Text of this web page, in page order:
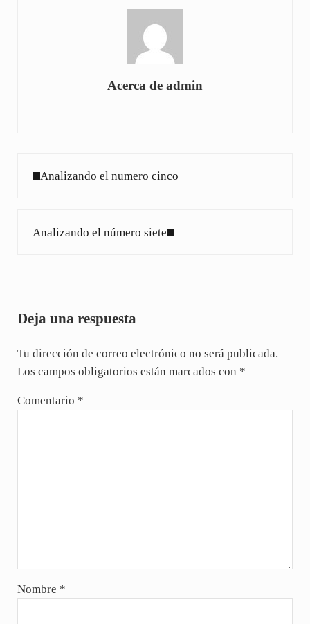
Acerca de admin
Analizando el numero cinco
Analizando el número siete
Deja una respuesta
Tu dirección de correo electrónico no será publicada.
Los campos obligatorios están marcados con *
Comentario *
Nombre *